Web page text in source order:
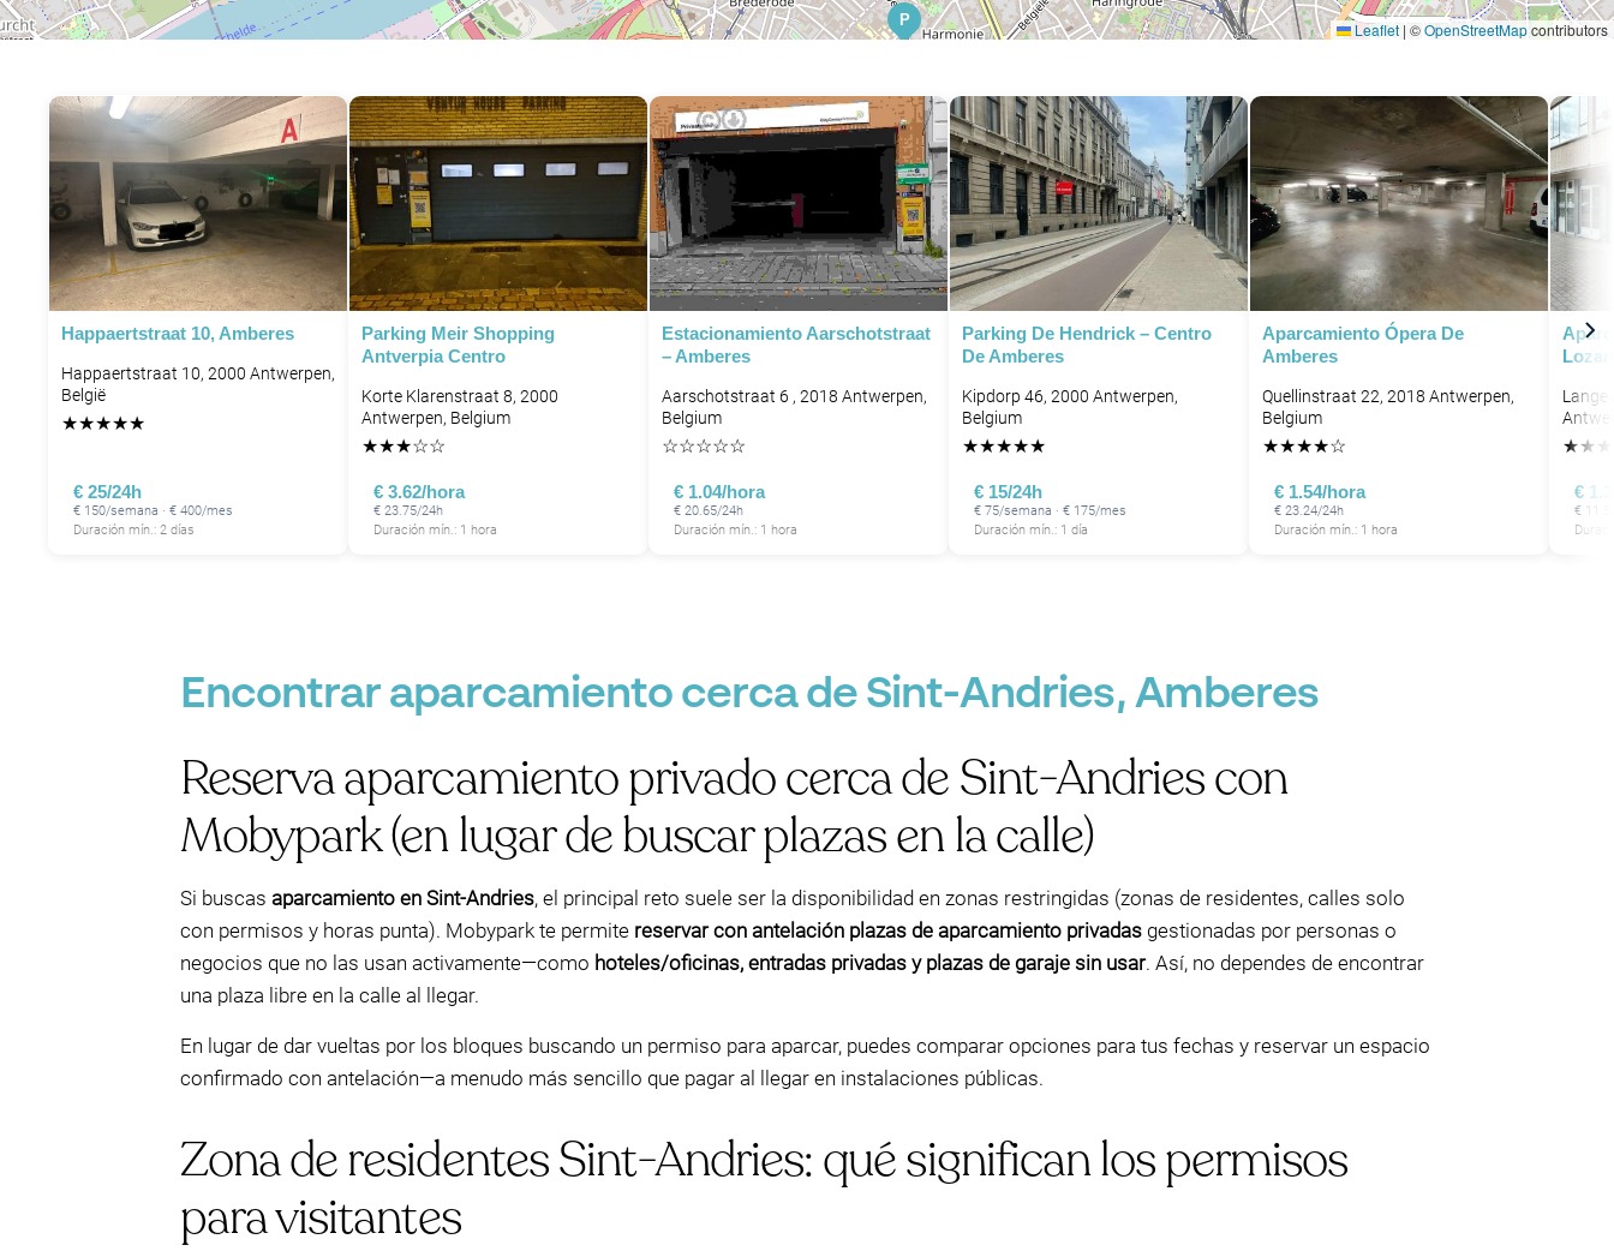
P
P
Leaflet | ©OpenStreetMapcontributors
Happaertstraat 10, Amberes
Happaertstraat 10, 2000 Antwerpen,
België
★★★★★
€ 25/24h
€ 150/semana · € 400/mes
Duración mín.: 2 días
Parking Meir Shopping
Antverpia Centro
Korte Klarenstraat 8, 2000
Antwerpen, Belgium
★★★☆☆
€ 3.62/hora
€ 23.75/24h
Duración mín.: 1 hora
Estacionamiento Aarschotstraat
– Amberes
Aarschotstraat 6 , 2018 Antwerpen,
Belgium
☆☆☆☆☆
€ 1.04/hora
€ 20.65/24h
Duración mín.: 1 hora
Parking De Hendrick – Centro
De Amberes
Kipdorp 46, 2000 Antwerpen,
Belgium
★★★★★
€ 15/24h
€ 75/semana · € 175/mes
Duración mín.: 1 día
Aparcamiento Ópera De
Amberes
Quellinstraat 22, 2018 Antwerpen,
Belgium
★★★★☆
€ 1.54/hora
€ 23.24/24h
Duración mín.: 1 hora
Lange
★★ ★
€
€
Encontrar aparcamiento cerca de Sint-Andries, Amberes
Reserva aparcamiento privado cerca de Sint-Andries con
Mobypark (en lugar de buscar plazas en la calle)
Si buscas aparcamiento en Sint-Andries, el principal reto suele ser la disponibilidad en zonas restringidas (zonas de residentes, calles solo
con permisos y horas punta). Mobypark te permite reservar con antelación plazas de aparcamiento privadas gestionadas por personas o
negocios que no las usan activamente—como hoteles/oficinas, entradas privadas y plazas de garaje sin usar. Así, no dependes de encontrar
una plaza libre en la calle al llegar.
En lugar de dar vueltas por los bloques buscando un permiso para aparcar, puedes comparar opciones para tus fechas y reservar un espacio
confirmado con antelación—a menudo más sencillo que pagar al llegar en instalaciones públicas.
Zona de residentes Sint-Andries: qué significan los permisos
para visitantes